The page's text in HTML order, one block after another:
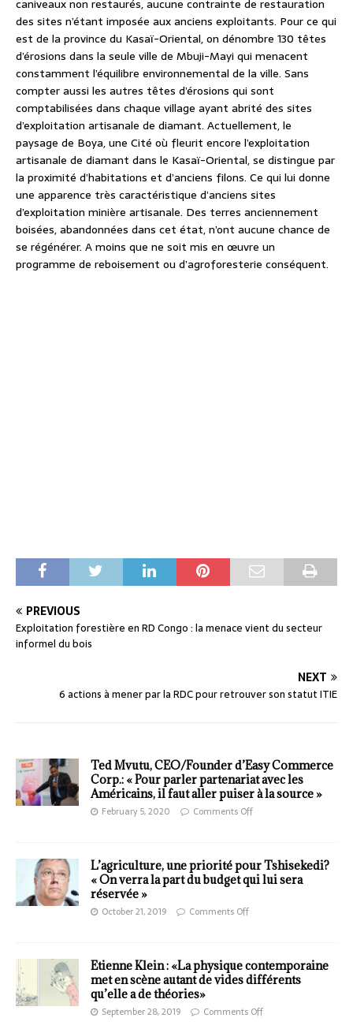
caniveaux non restaurés, aucune contrainte de restauration
des sites n’étant imposée aux anciens exploitants. Pour ce qui
est de la province du Kasaï-Oriental, on dénombre 130 têtes
d’érosions dans la seule ville de Mbuji-Mayi qui menacent
constamment l’équilibre environnemental de la ville. Sans
compter aussi les autres têtes d’érosions qui sont
comptabilisées dans chaque village ayant abrité des sites
d’exploitation artisanale de diamant. Actuellement, le
paysage de Boya, une Cité où fleurit encore l’exploitation
artisanale de diamant dans le Kasaï-Oriental, se distingue par
la proximité d’habitations et d’anciens filons. Ce qui lui donne
une apparence très caractéristique d’anciens sites
d’exploitation minière artisanale. Des terres anciennement
boisées, abandonnées dans cet état, n’ont aucune chance de
se régénérer. A moins que ne soit mis en œuvre un
programme de reboisement ou d’agroforesterie conséquent.
PREVIOUS
Exploitation forestière en RD Congo : la menace vient du secteur
informel du bois
NEXT
6 actions à mener par la RDC pour retrouver son statut ITIE
Ted Mvutu, CEO/Founder d’Easy Commerce
Corp.: « Pour parler partenariat avec les
Américains, il faut aller puiser à la source »
February 5, 2020 Comments Off
L’agriculture, une priorité pour Tshisekedi?
« On verra la part du budget qui lui sera
réservée »
October 21, 2019 Comments Off
Etienne Klein : «La physique contemporaine
met en scène autant de vides différents
qu’elle a de théories»
September 28, 2019 Comments Off